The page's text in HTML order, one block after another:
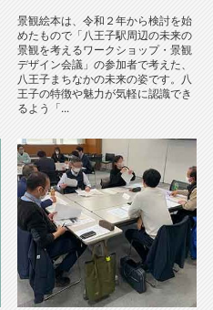
景観絵本は、令和２年から検討を始
めたもので「八王子駅周辺の未来の
景観を考えるワークショップ・景観
デザイン会議」の参加者で考えた、
八王子まちなかの未来の姿です。八
王子の特徴や魅力が気軽に認識でき
るよう「...